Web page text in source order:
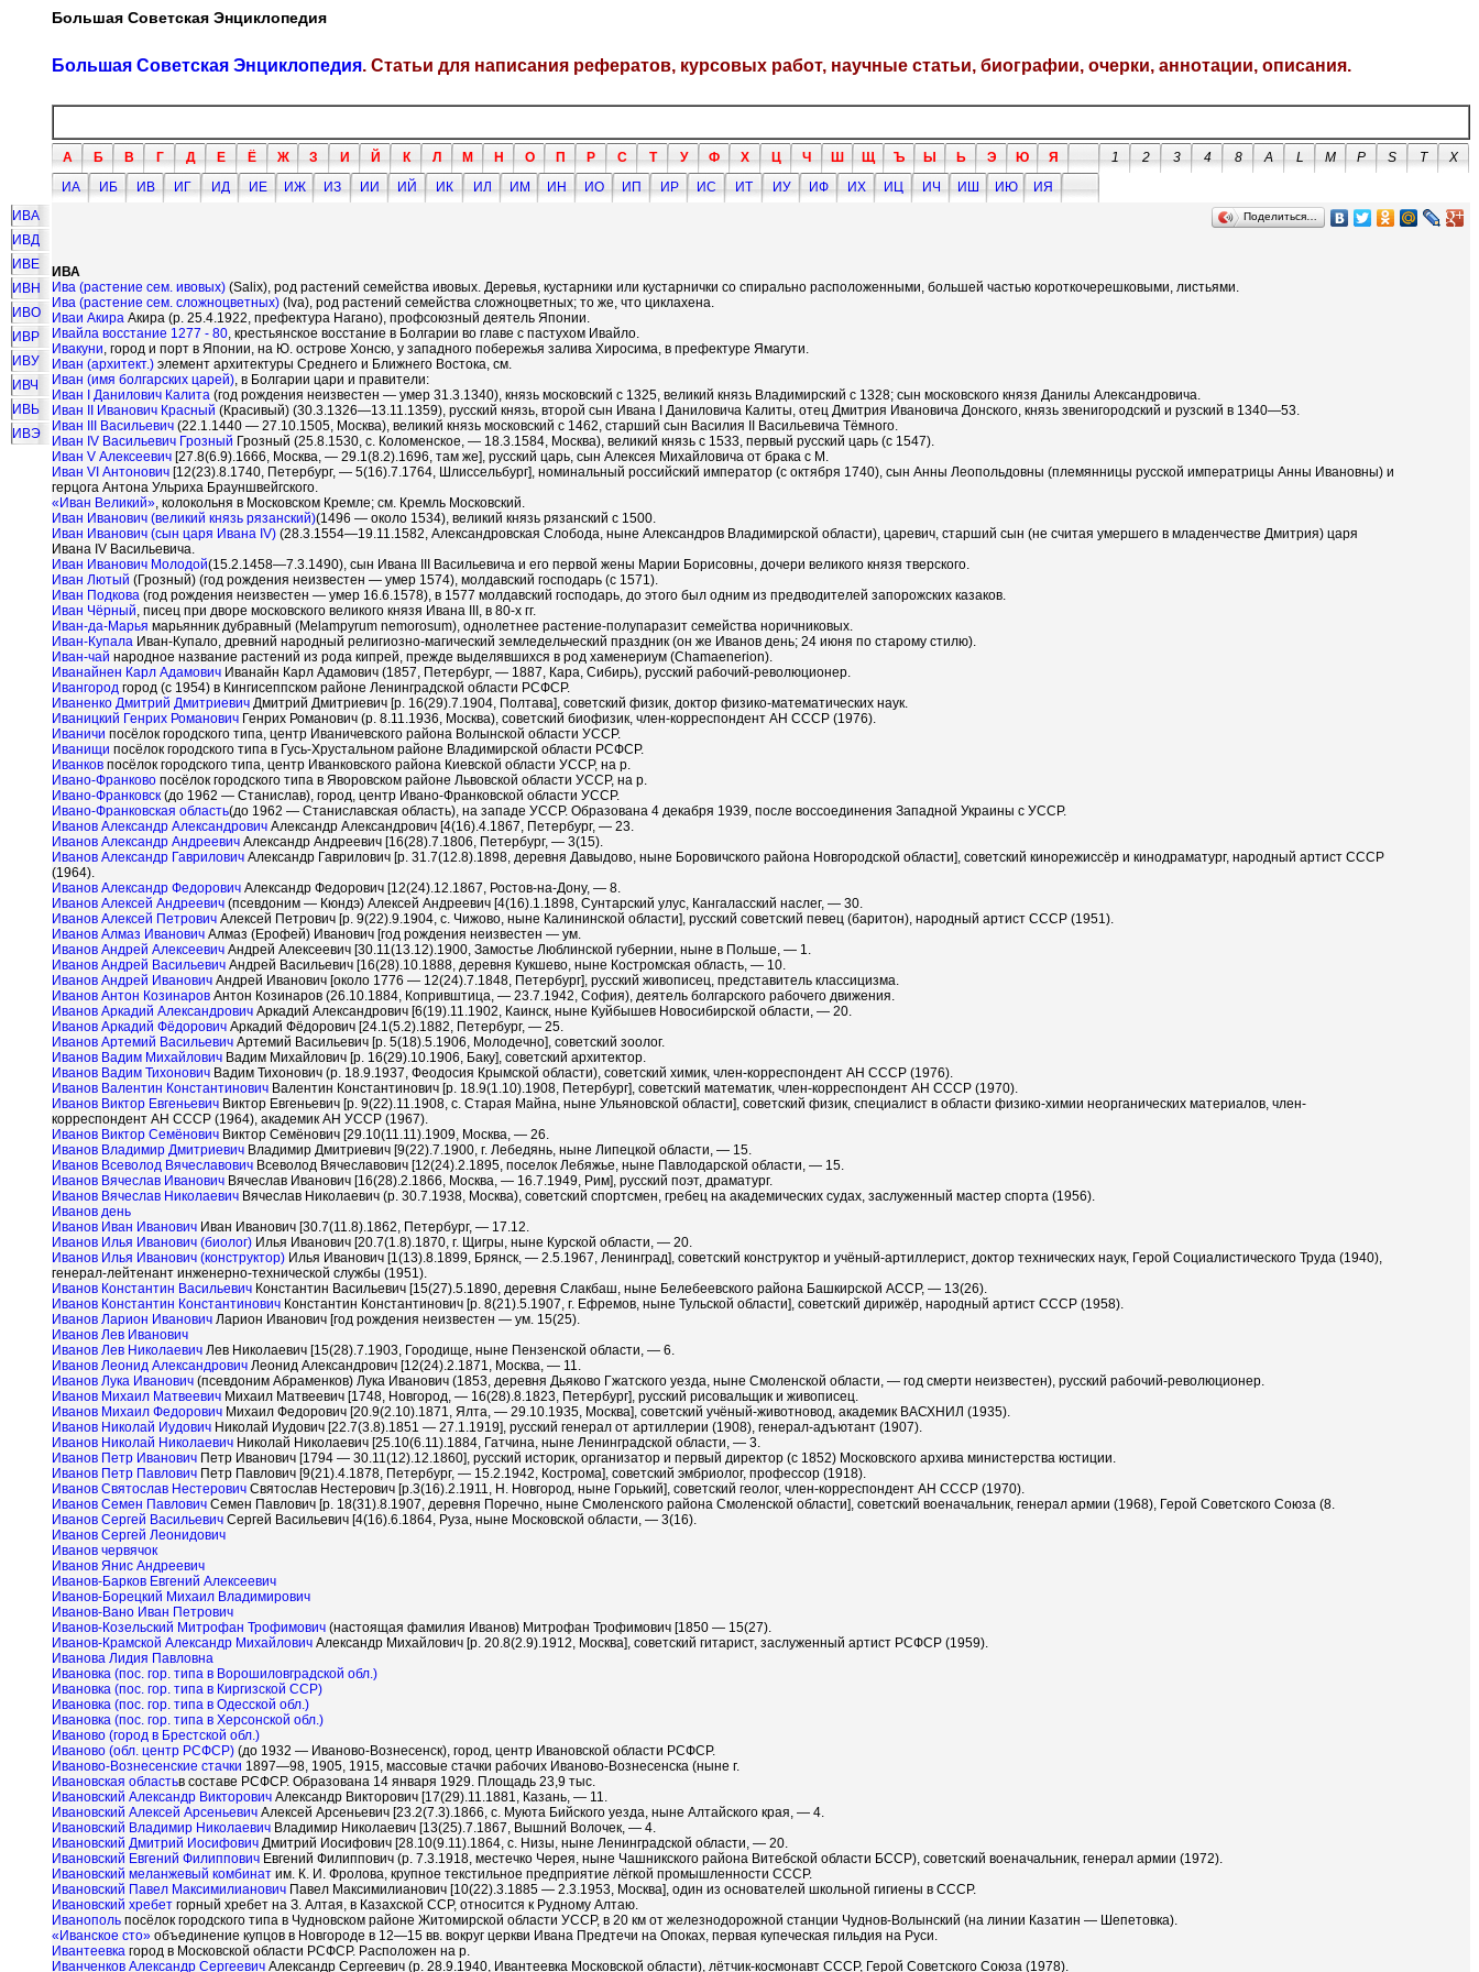
Большая Советская Энциклопедия
Большая Советская Энциклопедия. Статьи для написания рефератов, курсовых работ, научные статьи, биографии, очерки, аннотации, описания.
А Б В Г Д Е Ё Ж З И Й К Л М Н О П Р С Т У Ф Х Ц Ч Ш Щ Ъ Ы Ь Э Ю Я 1 2 3 4 8 A L M P S T
X
ИА
ИБ ИВ ИГ ИД ИЕ ИЖ ИЗ ИИ ИЙ ИК ИЛ ИМ ИН ИО ИП ИР ИС ИТ ИУ ИФ ИХ ИЦ ИЧ ИШ ИЮ
ИЯ
ИВА
ИВД
ИВЕ
ИВН
ИВО
ИВР
ИВУ
ИВЧ
ИВЬ
ИВЭ
Поделиться…
ИВА
Ива (растение сем. ивовых) (Salix), род растений семейства ивовых. Деревья, кустарники или кустарнички со спирально расположенными, большей частью короткочерешковыми, листьями.
Ива (растение сем. сложноцветных) (Iva), род растений семейства сложноцветных; то же, что циклахена.
Иваи Акира Акира (р. 25.4.1922, префектура Нагано), профсоюзный деятель Японии.
Ивайла восстание 1277 - 80, крестьянское восстание в Болгарии во главе с пастухом Ивайло.
Ивакуни, город и порт в Японии, на Ю. острове Хонсю, у западного побережья залива Хиросима, в префектуре Ямагути.
Иван (архитект.) элемент архитектуры Среднего и Ближнего Востока, см.
Иван (имя болгарских царей), в Болгарии цари и правители:
Иван I Данилович Калита (год рождения неизвестен — умер 31.3.1340), князь московский с 1325, великий князь Владимирский с 1328; сын московского князя Данилы Александровича.
Иван II Иванович Красный (Красивый) (30.3.1326—13.11.1359), русский князь, второй сын Ивана I Даниловича Калиты, отец Дмитрия Ивановича Донского, князь звенигородский и рузский в 1340—53.
Иван III Васильевич (22.1.1440 — 27.10.1505, Москва), великий князь московский с 1462, старший сын Василия II Васильевича Тёмного.
Иван IV Васильевич Грозный Грозный (25.8.1530, с. Коломенское, — 18.3.1584, Москва), великий князь с 1533, первый русский царь (с 1547).
Иван V Алексеевич [27.8(6.9).1666, Москва, — 29.1(8.2).1696, там же], русский царь, сын Алексея Михайловича от брака с М.
Иван VI Антонович [12(23).8.1740, Петербург, — 5(16).7.1764, Шлиссельбург], номинальный российский император (с октября 1740), сын Анны Леопольдовны (племянницы русской императрицы Анны Ивановны) и
герцога Антона Ульриха Брауншвейгского.
«Иван Великий», колокольня в Московском Кремле; см. Кремль Московский.
Иван Иванович (великий князь рязанский)(1496 — около 1534), великий князь рязанский с 1500.
Иван Иванович (сын царя Ивана IV) (28.3.1554—19.11.1582, Александровская Слобода, ныне Александров Владимирской области), царевич, старший сын (не считая умершего в младенчестве Дмитрия) царя
Ивана IV Васильевича.
Иван Иванович Молодой(15.2.1458—7.3.1490), сын Ивана III Васильевича и его первой жены Марии Борисовны, дочери великого князя тверского.
Иван Лютый (Грозный) (год рождения неизвестен — умер 1574), молдавский господарь (с 1571).
Иван Подкова (год рождения неизвестен — умер 16.6.1578), в 1577 молдавский господарь, до этого был одним из предводителей запорожских казаков.
Иван Чёрный, писец при дворе московского великого князя Ивана III, в 80-х гг.
Иван-да-Марья марьянник дубравный (Melampyrum nemorosum), однолетнее растение-полупаразит семейства норичниковых.
Иван-Купала Иван-Купало, древний народный религиозно-магический земледельческий праздник (он же Иванов день; 24 июня по старому стилю).
Иван-чай народное название растений из рода кипрей, прежде выделявшихся в род хаменериум (Chamaenerion).
Иванайнен Карл Адамович Иванайн Карл Адамович (1857, Петербург, — 1887, Кара, Сибирь), русский рабочий-революционер.
Ивангород город (с 1954) в Кингисеппском районе Ленинградской области РСФСР.
Иваненко Дмитрий Дмитриевич Дмитрий Дмитриевич [р. 16(29).7.1904, Полтава], советский физик, доктор физико-математических наук.
Иваницкий Генрих Романович Генрих Романович (р. 8.11.1936, Москва), советский биофизик, член-корреспондент АН СССР (1976).
Иваничи посёлок городского типа, центр Иваничевского района Волынской области УССР.
Иванищи посёлок городского типа в Гусь-Хрустальном районе Владимирской области РСФСР.
Иванков посёлок городского типа, центр Иванковского района Киевской области УССР, на р.
Ивано-Франково посёлок городского типа в Яворовском районе Львовской области УССР, на р.
Ивано-Франковск (до 1962 — Станислав), город, центр Ивано-Франковской области УССР.
Ивано-Франковская область(до 1962 — Станиславская область), на западе УССР. Образована 4 декабря 1939, после воссоединения Западной Украины с УССР.
Иванов Александр Александрович Александр Александрович [4(16).4.1867, Петербург, — 23.
Иванов Александр Андреевич Александр Андреевич [16(28).7.1806, Петербург, — 3(15).
Иванов Александр Гаврилович Александр Гаврилович [р. 31.7(12.8).1898, деревня Давыдово, ныне Боровичского района Новгородской области], советский кинорежиссёр и кинодраматург, народный артист СССР
(1964).
Иванов Александр Федорович Александр Федорович [12(24).12.1867, Ростов-на-Дону, — 8.
Иванов Алексей Андреевич (псевдоним — Кюндэ) Алексей Андреевич [4(16).1.1898, Сунтарский улус, Кангаласский наслег, — 30.
Иванов Алексей Петрович Алексей Петрович [р. 9(22).9.1904, с. Чижово, ныне Калининской области], русский советский певец (баритон), народный артист СССР (1951).
Иванов Алмаз Иванович Алмаз (Ерофей) Иванович [год рождения неизвестен — ум.
Иванов Андрей Алексеевич Андрей Алексеевич [30.11(13.12).1900, Замостье Люблинской губернии, ныне в Польше, — 1.
Иванов Андрей Васильевич Андрей Васильевич [16(28).10.1888, деревня Кукшево, ныне Костромская область, — 10.
Иванов Андрей Иванович Андрей Иванович [около 1776 — 12(24).7.1848, Петербург], русский живописец, представитель классицизма.
Иванов Антон Козинаров Антон Козинаров (26.10.1884, Копривштица, — 23.7.1942, София), деятель болгарского рабочего движения.
Иванов Аркадий Александрович Аркадий Александрович [6(19).11.1902, Каинск, ныне Куйбышев Новосибирской области, — 20.
Иванов Аркадий Фёдорович Аркадий Фёдорович [24.1(5.2).1882, Петербург, — 25.
Иванов Артемий Васильевич Артемий Васильевич [р. 5(18).5.1906, Молодечно], советский зоолог.
Иванов Вадим Михайлович Вадим Михайлович [р. 16(29).10.1906, Баку], советский архитектор.
Иванов Вадим Тихонович Вадим Тихонович (р. 18.9.1937, Феодосия Крымской области), советский химик, член-корреспондент АН СССР (1976).
Иванов Валентин Константинович Валентин Константинович [р. 18.9(1.10).1908, Петербург], советский математик, член-корреспондент АН СССР (1970).
Иванов Виктор Евгеньевич Виктор Евгеньевич [р. 9(22).11.1908, с. Старая Майна, ныне Ульяновской области], советский физик, специалист в области физико-химии неорганических материалов, член-
корреспондент АН СССР (1964), академик АН УССР (1967).
Иванов Виктор Семёнович Виктор Семёнович [29.10(11.11).1909, Москва, — 26.
Иванов Владимир Дмитриевич Владимир Дмитриевич [9(22).7.1900, г. Лебедянь, ныне Липецкой области, — 15.
Иванов Всеволод Вячеславович Всеволод Вячеславович [12(24).2.1895, поселок Лебяжье, ныне Павлодарской области, — 15.
Иванов Вячеслав Иванович Вячеслав Иванович [16(28).2.1866, Москва, — 16.7.1949, Рим], русский поэт, драматург.
Иванов Вячеслав Николаевич Вячеслав Николаевич (р. 30.7.1938, Москва), советский спортсмен, гребец на академических судах, заслуженный мастер спорта (1956).
Иванов день
Иванов Иван Иванович Иван Иванович [30.7(11.8).1862, Петербург, — 17.12.
Иванов Илья Иванович (биолог) Илья Иванович [20.7(1.8).1870, г. Щигры, ныне Курской области, — 20.
Иванов Илья Иванович (конструктор) Илья Иванович [1(13).8.1899, Брянск, — 2.5.1967, Ленинград], советский конструктор и учёный-артиллерист, доктор технических наук, Герой Социалистического Труда (1940),
генерал-лейтенант инженерно-технической службы (1951).
Иванов Константин Васильевич Константин Васильевич [15(27).5.1890, деревня Слакбаш, ныне Белебеевского района Башкирской АССР, — 13(26).
Иванов Константин Константинович Константин Константинович [р. 8(21).5.1907, г. Ефремов, ныне Тульской области], советский дирижёр, народный артист СССР (1958).
Иванов Ларион Иванович Ларион Иванович [год рождения неизвестен — ум. 15(25).
Иванов Лев Иванович
Иванов Лев Николаевич Лев Николаевич [15(28).7.1903, Городище, ныне Пензенской области, — 6.
Иванов Леонид Александрович Леонид Александрович [12(24).2.1871, Москва, — 11.
Иванов Лука Иванович (псевдоним Абраменков) Лука Иванович (1853, деревня Дьяково Гжатского уезда, ныне Смоленской области, — год смерти неизвестен), русский рабочий-революционер.
Иванов Михаил Матвеевич Михаил Матвеевич [1748, Новгород, — 16(28).8.1823, Петербург], русский рисовальщик и живописец.
Иванов Михаил Федорович Михаил Федорович [20.9(2.10).1871, Ялта, — 29.10.1935, Москва], советский учёный-животновод, академик ВАСХНИЛ (1935).
Иванов Николай Иудович Николай Иудович [22.7(3.8).1851 — 27.1.1919], русский генерал от артиллерии (1908), генерал-адъютант (1907).
Иванов Николай Николаевич Николай Николаевич [25.10(6.11).1884, Гатчина, ныне Ленинградской области, — 3.
Иванов Петр Иванович Петр Иванович [1794 — 30.11(12).12.1860], русский историк, организатор и первый директор (с 1852) Московского архива министерства юстиции.
Иванов Петр Павлович Петр Павлович [9(21).4.1878, Петербург, — 15.2.1942, Кострома], советский эмбриолог, профессор (1918).
Иванов Святослав Нестерович Святослав Нестерович [р.3(16).2.1911, Н. Новгород, ныне Горький], советский геолог, член-корреспондент АН СССР (1970).
Иванов Семен Павлович Семен Павлович [р. 18(31).8.1907, деревня Поречно, ныне Смоленского района Смоленской области], советский военачальник, генерал армии (1968), Герой Советского Союза (8.
Иванов Сергей Васильевич Сергей Васильевич [4(16).6.1864, Руза, ныне Московской области, — 3(16).
Иванов Сергей Леонидович
Иванов червячок
Иванов Янис Андреевич
Иванов-Барков Евгений Алексеевич
Иванов-Борецкий Михаил Владимирович
Иванов-Вано Иван Петрович
Иванов-Козельский Митрофан Трофимович (настоящая фамилия Иванов) Митрофан Трофимович [1850 — 15(27).
Иванов-Крамской Александр Михайлович Александр Михайлович [р. 20.8(2.9).1912, Москва], советский гитарист, заслуженный артист РСФСР (1959).
Иванова Лидия Павловна
Ивановка (пос. гор. типа в Ворошиловградской обл.)
Ивановка (пос. гор. типа в Киргизской ССР)
Ивановка (пос. гор. типа в Одесской обл.)
Ивановка (пос. гор. типа в Херсонской обл.)
Иваново (город в Брестской обл.)
Иваново (обл. центр РСФСР) (до 1932 — Иваново-Вознесенск), город, центр Ивановской области РСФСР.
Иваново-Вознесенские стачки 1897—98, 1905, 1915, массовые стачки рабочих Иваново-Вознесенска (ныне г.
Ивановская областьв составе РСФСР. Образована 14 января 1929. Площадь 23,9 тыс.
Ивановский Александр Викторович Александр Викторович [17(29).11.1881, Казань, — 11.
Ивановский Алексей Арсеньевич Алексей Арсеньевич [23.2(7.3).1866, с. Муюта Бийского уезда, ныне Алтайского края, — 4.
Ивановский Владимир Николаевич Владимир Николаевич [13(25).7.1867, Вышний Волочек, — 4.
Ивановский Дмитрий Иосифович Дмитрий Иосифович [28.10(9.11).1864, с. Низы, ныне Ленинградской области, — 20.
Ивановский Евгений Филиппович Евгений Филиппович (р. 7.3.1918, местечко Черея, ныне Чашникского района Витебской области БССР), советский военачальник, генерал армии (1972).
Ивановский меланжевый комбинат им. К. И. Фролова, крупное текстильное предприятие лёгкой промышленности СССР.
Ивановский Павел Максимилианович Павел Максимилианович [10(22).3.1885 — 2.3.1953, Москва], один из основателей школьной гигиены в СССР.
Ивановский хребет горный хребет на З. Алтая, в Казахской ССР, относится к Рудному Алтаю.
Иванополь посёлок городского типа в Чудновском районе Житомирской области УССР, в 20 км от железнодорожной станции Чуднов-Волынский (на линии Казатин — Шепетовка).
«Иванское сто» объединение купцов в Новгороде в 12—15 вв. вокруг церкви Ивана Предтечи на Опоках, первая купеческая гильдия на Руси.
Ивантеевка город в Московской области РСФСР. Расположен на р.
Иванченков Александр Сергеевич Александр Сергеевич (р. 28.9.1940, Ивантеевка Московской области), лётчик-космонавт СССР, Герой Советского Союза (1978).